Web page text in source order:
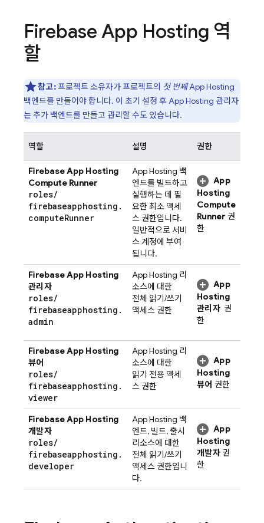
Firebase App Hosting 역
할
참고:프로젝트 소유자가 프로젝트의 첫 번째App Hosting
백엔드를 만들어야 합니다. 이 초기 설정 후App Hosting 관리자
는 추가 백엔드를 만들고 관리할 수도 있습니다.
역할 설명 권한
Firebase App Hosting
Compute Runner
roles/
firebaseapphosting .
computeRunner
App Hosting 백
엔드를 빌드하고
실행하는 데 필
요한 최소 액세
스 권한입니다.
일반적으로 서비
스 계정에 부여
됩니다.
App
Hosting
Compute
Runner 권
한
Firebase App Hosting
관리자
roles/
firebaseapphosting .
admin
App Hosting 리
소스에 대한
전체 읽기/쓰기
액세스 권한
App
Hosting
관리자권
한
Firebase App Hosting
뷰어
roles/
firebaseapphosting .
viewer
App Hosting 리
소스에 대한
읽기 전용 액세
스 권한
App
Hosting
뷰어 권한
Firebase App Hosting
개발자
roles/
firebaseapphosting .
developer
App Hosting 백
엔드, 빌드, 출시
리소스에 대한
전체 읽기/쓰기
액세스 권한입니
다.
App
Hosting
개발자권
한